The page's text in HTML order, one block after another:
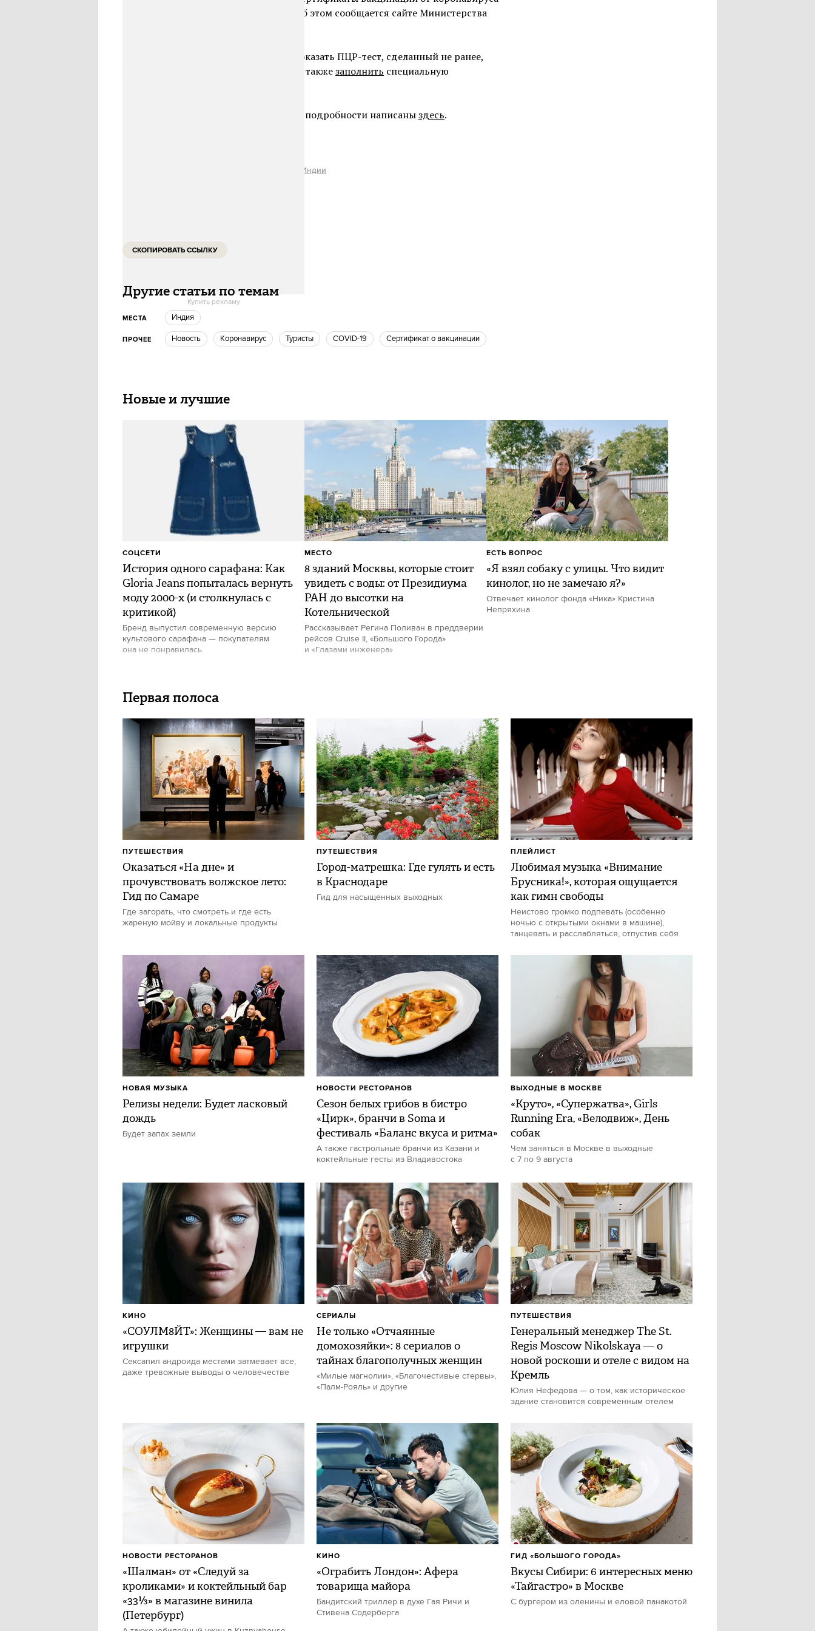
Купить рекламу
«Спутником V» и «Спутником Лайт». Об этом сообщается сайте Министерства
Непривитым туристам нужно будет показать ПЦР-тест, сделанный не ранее,
чем за 72 часа до прибытия в страну, а такжезаполнить специальную
Россиянам для въезда нужна виза. Все подробности написаныздесь.
Министерство здравоохранения Индии
СКОПИРОВАТЬ ССЫЛКУ
Другие статьи по темам
МЕСТА Индия
ПРОЧЕЕ Новость Коронавирус Туристы COVID-19 Сертификат о вакцинации
Новые и лучшие
История одного сарафана: Как
Gloria Jeans попыталась вернуть
моду 2000-х (и столкнулась с
критикой)
Бренд выпустил современную версию
культового сарафана — покупателям
она не понравилась
СОЦСЕТИ
8 зданий Москвы, которые стоит
увидеть с воды: от Президиума
РАН до высотки на
Котельнической
Рассказывает Регина Поливан в преддверии
рейсов Cruise II, «Большого Города»
и «Глазами инженера»
МЕСТО
«Я взял собаку с улицы. Что видит
кинолог, но не замечаю я?»
Отвечает кинолог фонда «Ника» Кристина
Непряхина
ЕСТЬ ВОПРОС
Первая полоса
Оказаться «На дне» и
прочувствовать волжское лето:
Гид по Самаре
Где загорать, что смотреть и где есть
жареную мойву и локальные продукты
ПУТЕШЕСТВИЯ
Город-матрешка: Где гулять и есть
в Краснодаре
Гид для насыщенных выходных
ПУТЕШЕСТВИЯ
Любимая музыка «Внимание
Брусника!», которая ощущается
как гимн свободы
Неистово громко подпевать (особенно
ночью с открытыми окнами в машине),
танцевать и расслабляться, отпустив себя
ПЛЕЙЛИСТ
Релизы недели: Будет ласковый
дождь
Будет запах земли
НОВАЯ МУЗЫКА
Сезон белых грибов в бистро
«Цирк», бранчи в Soma и
фестиваль «Баланс вкуса и ритма»
А также гастрольные бранчи из Казани и
коктейльные гесты из Владивостока
НОВОСТИ РЕСТОРАНОВ
«Круто», «Супержатва», Girls
Running Era, «Велодвиж», День
собак
Чем заняться в Москве в выходные
с 7 по 9 августа
ВЫХОДНЫЕ В МОСКВЕ
«СОУЛМ8ЙТ»: Женщины — вам не
игрушки
Сексапил андроида местами затмевает все,
даже тревожные выводы о человечестве
КИНО
Не только «Отчаянные
домохозяйки»: 8 сериалов о
тайнах благополучных женщин
«Милые магнолии», «Благочестивые стервы»,
«Палм-Рояль» и другие
СЕРИАЛЫ
Генеральный менеджер The St.
Regis Moscow Nikolskaya — о
новой роскоши и отеле с видом на
Кремль
Юлия Нефедова — о том, как историческое
здание становится современным отелем
ПУТЕШЕСТВИЯ
«Шалман» от «Следуй за
кроликами» и коктейльный бар
«33⅓» в магазине винила
(Петербург)
НОВОСТИ РЕСТОРАНОВ
«Ограбить Лондон»: Афера
товарища майора
Бандитский триллер в духе Гая Ричи и
Стивена Содерберга
КИНО
Вкусы Сибири: 6 интересных меню
«Тайгастро» в Москве
С бургером из оленины и еловой панакотой
ГИД «БОЛЬШОГО ГОРОДА»